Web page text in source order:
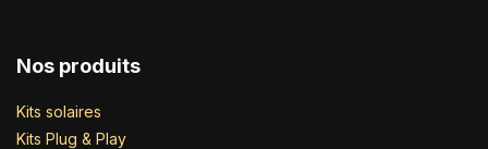
Nos produits
Kits solaires
Kits Plug & Play